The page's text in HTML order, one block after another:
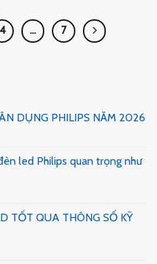
4 … 7
DỤNG PHILIPS NĂM 2026
led Philips quan trọng như
TỐT QUA THÔNG SỐ KỸ